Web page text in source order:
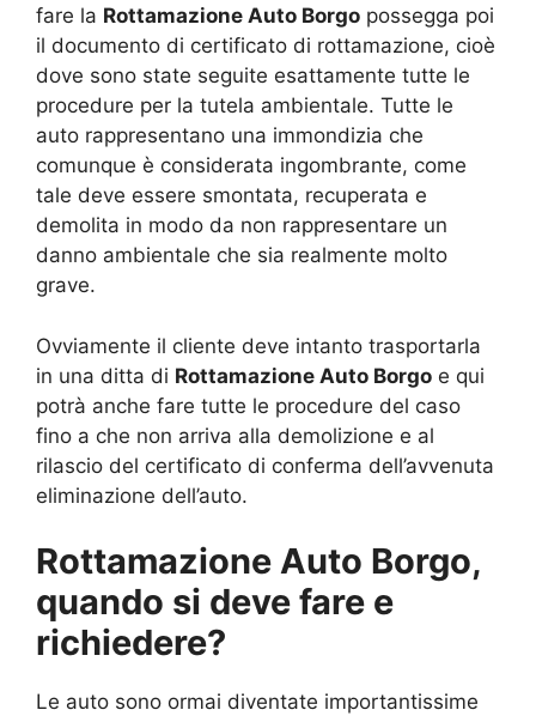
fare la Rottamazione Auto Borgo possegga poi
il documento di certificato di rottamazione, cioè
dove sono state seguite esattamente tutte le
procedure per la tutela ambientale. Tutte le
auto rappresentano una immondizia che
comunque è considerata ingombrante, come
tale deve essere smontata, recuperata e
demolita in modo da non rappresentare un
danno ambientale che sia realmente molto
grave.
Ovviamente il cliente deve intanto trasportarla
in una ditta di Rottamazione Auto Borgo e qui
potrà anche fare tutte le procedure del caso
fino a che non arriva alla demolizione e al
rilascio del certificato di conferma dell’avvenuta
eliminazione dell’auto.
Rottamazione Auto Borgo,
quando si deve fare e
richiedere?
Le auto sono ormai diventate importantissime